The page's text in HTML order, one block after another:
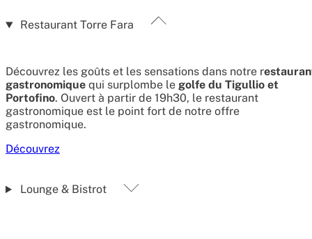
Restaurant Torre Fara
Découvrez les goûts et les sensations dans notre r
gastronomique qui surplombe le golfe du Tigullio et
Portofino. Ouvert à partir de 19h30, le restaurant
gastronomique est le point fort de notre offre
gastronomique.
Découvrez
Lounge & Bistrot